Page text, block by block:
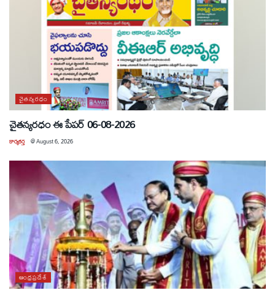
చైతన్యరధం
చైతన్యరధం ఈ పేపర్ 06-08-2026
కార్యకర్త @August 6, 2026
ఆంధ్రప్రదేశ్